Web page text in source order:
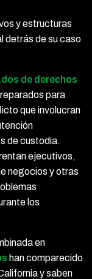
y estructuras
detrás de su caso
de derechos
para
que involucran
de custodia.
ejecutivos,
negocios y otras
los
en
han comparecido
y saben